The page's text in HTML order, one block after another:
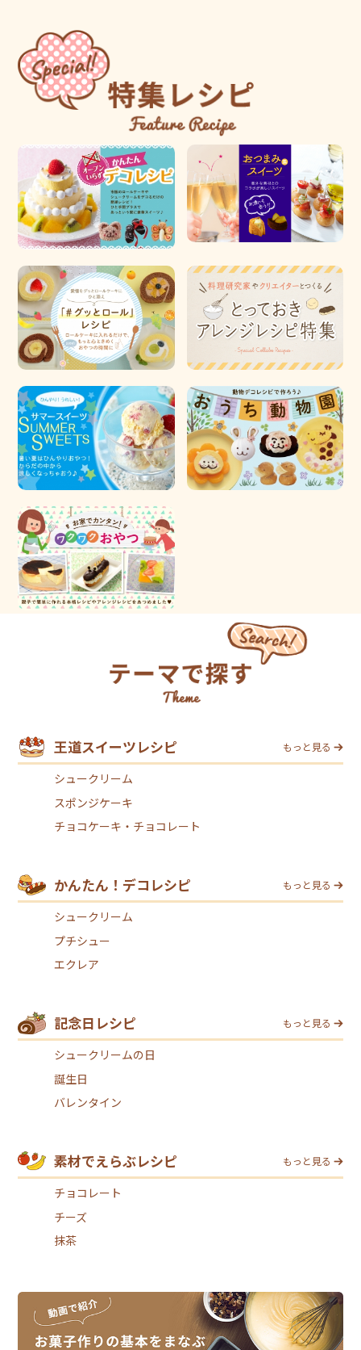
王道スイーツレシピ もっと見る
シュークリーム
スポンジケーキ
チョコケーキ・チョコレート
かんたん！デコレシピ もっと見る
シュークリーム
プチシュー
エクレア
記念日レシピ もっと見る
シュークリームの日
誕生日
バレンタイン
素材でえらぶレシピ もっと見る
チョコレート
チーズ
抹茶